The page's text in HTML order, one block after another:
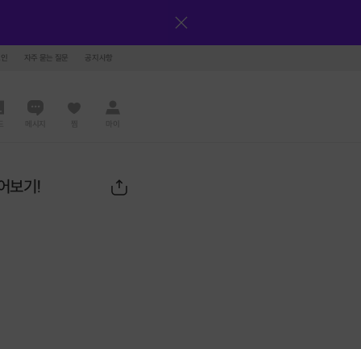
자주 묻는 질문 공지사항
메시지 찜 마이
보기!